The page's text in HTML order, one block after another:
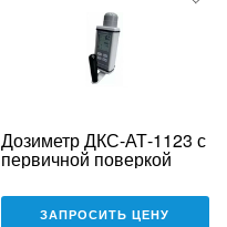
Дозиметр ДКС-АТ-1123 с
первичной поверкой
ЗАПРОСИТЬ ЦЕНУ